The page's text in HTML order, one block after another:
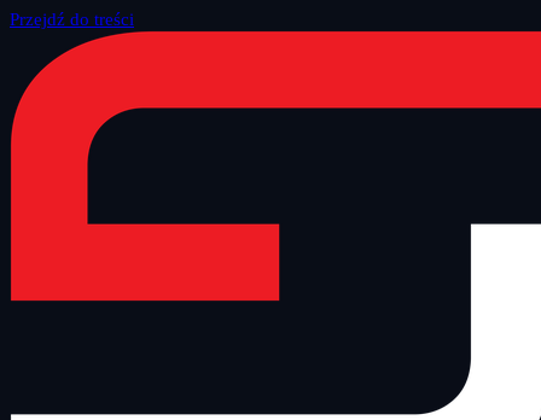
Przejdź do treści
Strona główna